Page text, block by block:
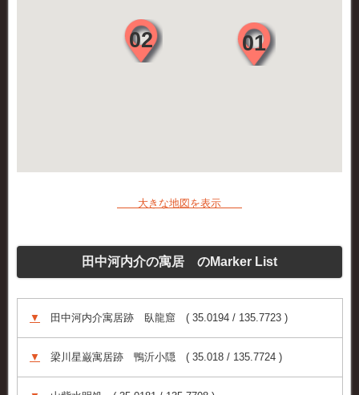
大きな地図を表示
田中河内介の寓居 のMarker List
▼ 田中河内介寓居跡 臥龍窟 ( 35.0194 / 135.7723 )
▼ 梁川星巌寓居跡 鴨沂小隠 ( 35.018 / 135.7724 )